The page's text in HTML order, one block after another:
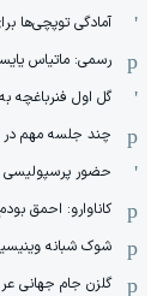
آمادگی توپچی‌ها
رسمی: ماتیاس
گل اول فنرباغچه
چند جلسه مهم در
حضور پرسپولیسی
کاناوارو: احمق
شوک شبانه
گلزن جام جهانی